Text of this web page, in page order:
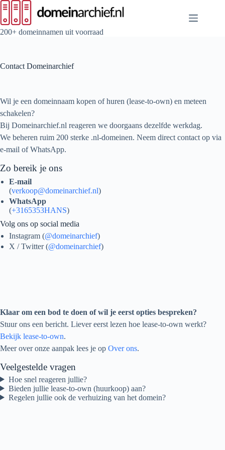
Ga
naar
de
inhoud
200+ domeinnamen uit voorraad
Contact Domeinarchief
Wil je een domeinnaam kopen of huren (lease‑to‑own) en meteen
schakelen?
Bij Domeinarchief.nl reageren we doorgaans dezelfde werkdag.
We beheren ruim 200 sterke .nl‑domeinen. Neem direct contact op via
e‑mail of WhatsApp.
Zo bereik je ons
E‑mail
(verkoop@domeinarchief.nl)
WhatsApp
(+3165353HANS)
Volg ons op social media
Instagram (@domeinarchief)
X / Twitter (@domeinarchief)
Klaar om een bod te doen of wil je eerst opties bespreken?
Stuur ons een bericht. Liever eerst lezen hoe lease‑to‑own werkt?
Bekijk lease‑to‑own.
Meer over onze aanpak lees je op Over ons.
Veelgestelde vragen
Hoe snel reageren jullie?
Bieden jullie lease‑to‑own (huurkoop) aan?
Regelen jullie ook de verhuizing van het domein?